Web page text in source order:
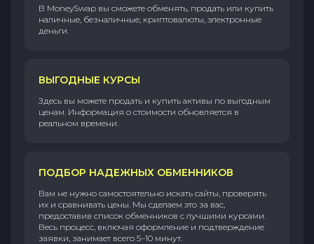
В MoneySwap вы сможете обменять, продать или купить
наличные, безналичные, криптовалюты, электронные
деньги.
ВЫГОДНЫЕ КУРСЫ
Здесь вы можете продать и купить активы по выгодным
ценам. Информация о стоимости обновляется в
реальном времени.
ПОДБОР НАДЕЖНЫХ ОБМЕННИКОВ
Вам не нужно самостоятельно искать сайты, проверять
их и сравнивать цены. Мы сделаем это за вас,
предоставив список обменников с лучшими курсами.
Весь процесс, включая оформление и подтверждение
заявки, занимает всего 5–10 минут.